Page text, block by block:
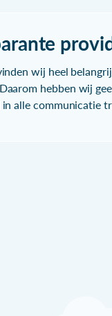
wij heel
hebben wij
alle communicatie